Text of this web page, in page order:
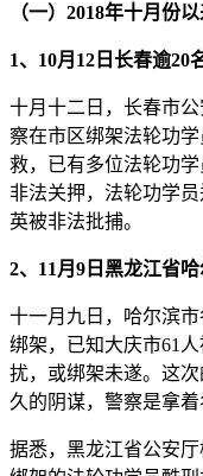
（一）2018年十月份
1、10月12日长春逾20
十月十二日，长春市
察在市区绑架法轮功
救，已有多位法轮功
非法关押，法轮功学
英被非法批捕。
2、11月9日黑龙江省
十一月九日，哈尔滨
绑架，已知大庆市61
扰，或绑架未遂。这
久的阴谋，警察是拿着
据悉，黑龙江省公安